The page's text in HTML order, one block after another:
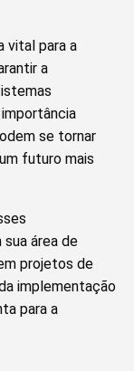
vital para a
a
se tornar
futuro mais
área de
projetos de
implementação
para a